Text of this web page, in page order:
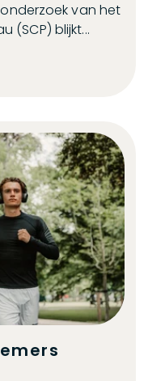
van het
(SCP) blijkt...